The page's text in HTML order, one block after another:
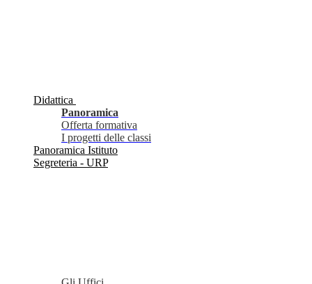
Didattica
Panoramica
Offerta formativa
I progetti delle classi
Panoramica Istituto
Segreteria - URP